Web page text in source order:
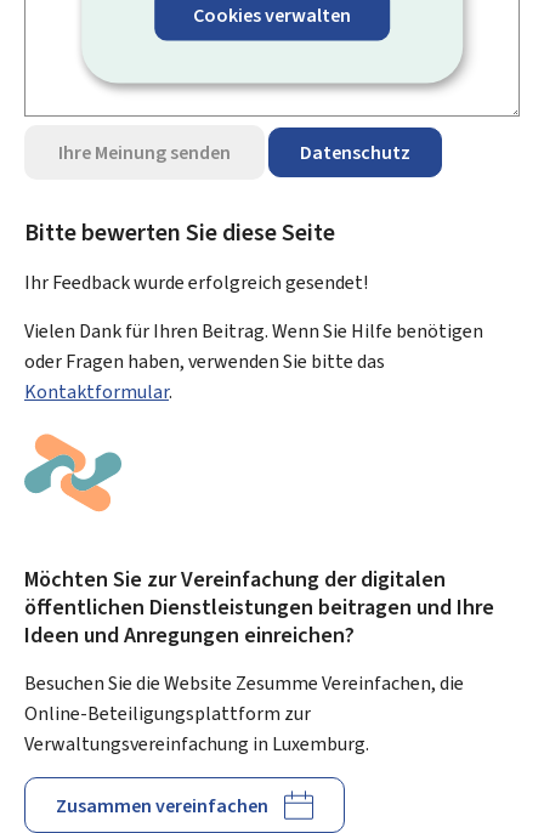
Cookies verwalten
Ihre Meinung senden Datenschutz
Bitte bewerten Sie diese Seite
Ihr Feedback wurdeerfolgreichgesendet!
Vielen Dank für Ihren Beitrag. Wenn Sie Hilfe benötigen
oder Fragen haben, verwenden Sie bitte das
Kontaktformular.
Möchten Sie zur Vereinfachung der digitalen
öffentlichen Dienstleistungen beitragen und Ihre
Ideen und Anregungen einreichen?
Besuchen Sie die Website Zesumme Vereinfachen, die
Online-Beteiligungsplattform zur
Verwaltungsvereinfachung in Luxemburg.
Zusammen vereinfachen